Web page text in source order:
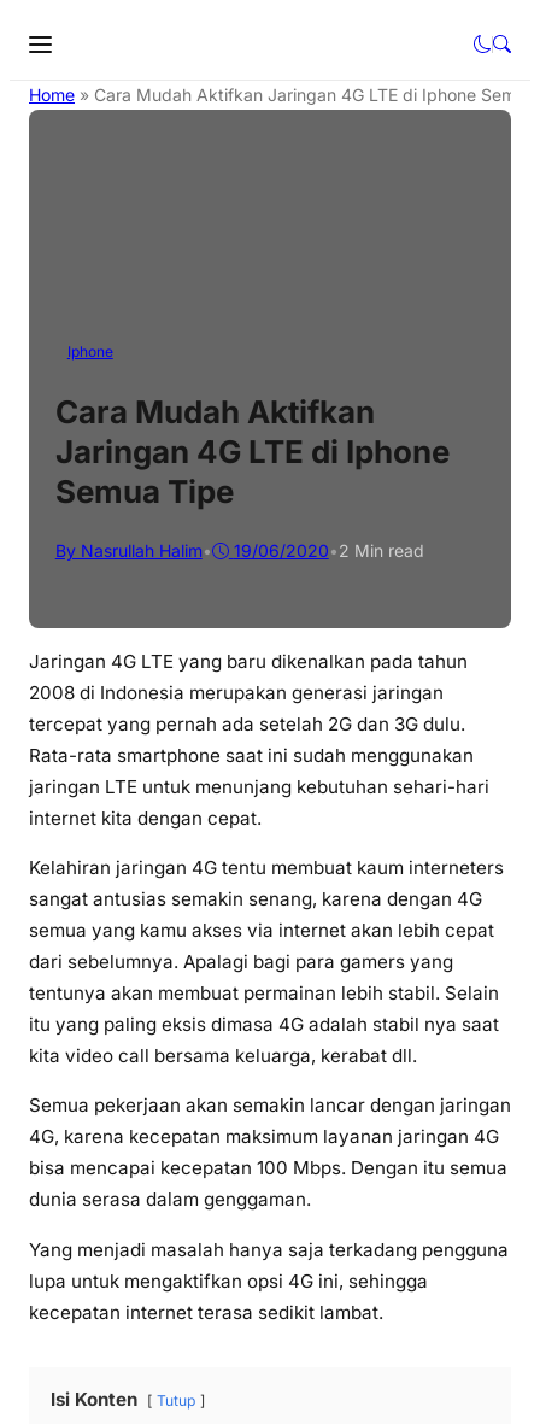
Home » Cara Mudah Aktifkan Jaringan 4G LTE di Iphone Semua
Iphone
Cara Mudah Aktifkan
Jaringan 4G LTE di Iphone
Semua Tipe
By Nasrullah Halim• 19/06/2020•2 Min read
Jaringan 4G LTE yang baru dikenalkan pada tahun
2008 di Indonesia merupakan generasi jaringan
tercepat yang pernah ada setelah 2G dan 3G dulu.
Rata-rata smartphone saat ini sudah menggunakan
jaringan LTE untuk menunjang kebutuhan sehari-hari
internet kita dengan cepat.
Kelahiran jaringan 4G tentu membuat kaum interneters
sangat antusias semakin senang, karena dengan 4G
semua yang kamu akses via internet akan lebih cepat
dari sebelumnya. Apalagi bagi para gamers yang
tentunya akan membuat permainan lebih stabil. Selain
itu yang paling eksis dimasa 4G adalah stabil nya saat
kita video call bersama keluarga, kerabat dll.
Semua pekerjaan akan semakin lancar dengan jaringan
4G, karena kecepatan maksimum layanan jaringan 4G
bisa mencapai kecepatan 100 Mbps. Dengan itu semua
dunia serasa dalam genggaman.
Yang menjadi masalah hanya saja terkadang pengguna
lupa untuk mengaktifkan opsi 4G ini, sehingga
kecepatan internet terasa sedikit lambat.
Isi Konten Tutup